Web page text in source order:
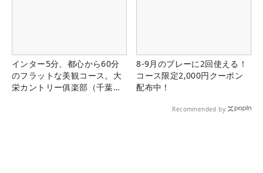
インター5分、都心から60分
のフラットな美観コース。大
栄カントリー俱楽部（千葉
8-9月のプレーに2回使える！
コース限定2,000円クーポン
配布中！
Recommended by